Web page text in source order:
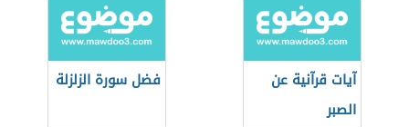
آيات قرآنية عن
الصبر
فضل سورة الزلزلة